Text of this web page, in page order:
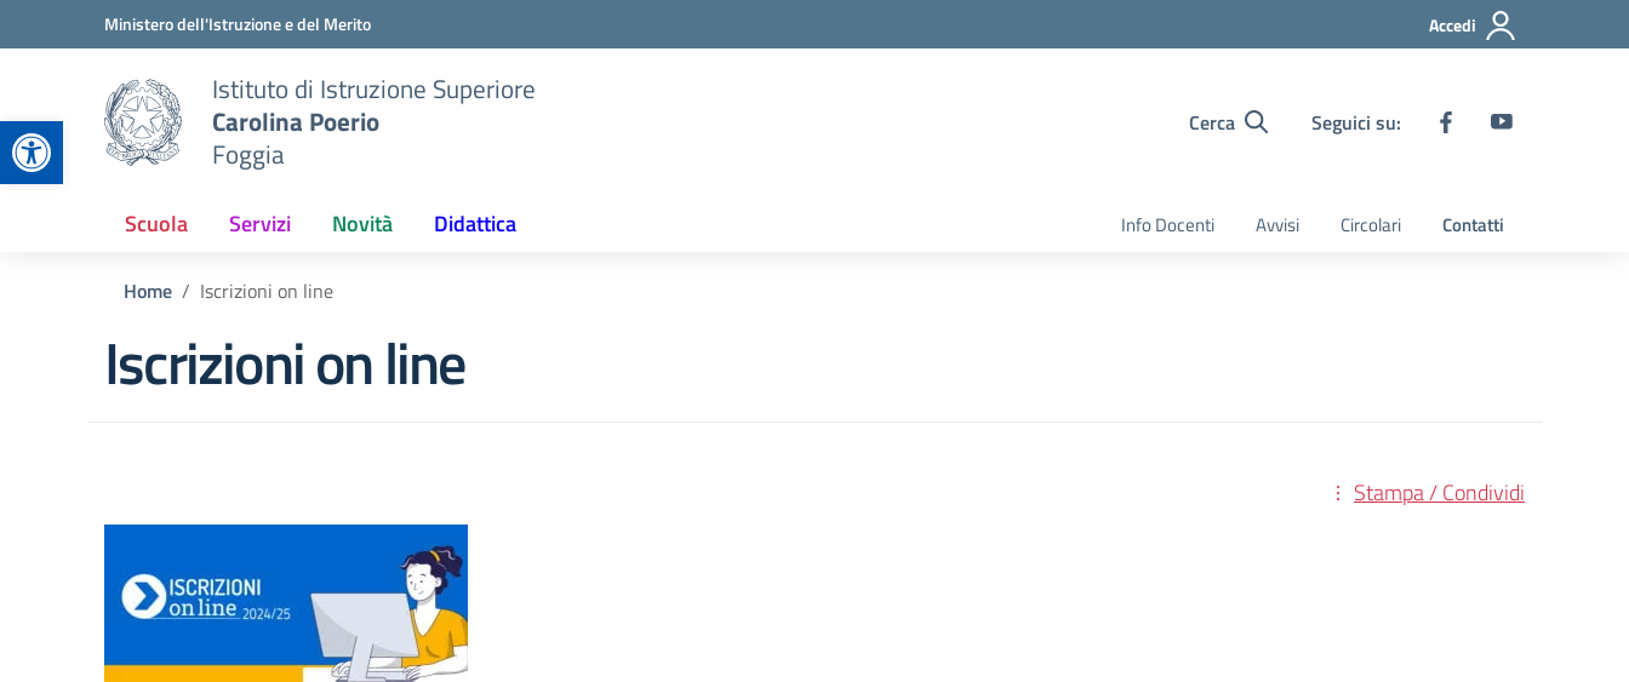
Apri la barra degli strumenti
Vai ai contenuti
Vai al menu di navigazioneMinistero dell'Istruzione e del Merito Accedi
Istituto di Istruzione Superiore
Carolina Poerio
Foggia
Cerca Seguici su:
Scuola Servizi Novità Didattica Info Docenti Avvisi Circolari Contatti
Home Iscrizioni on line
Iscrizioni on line
Stampa / Condividi